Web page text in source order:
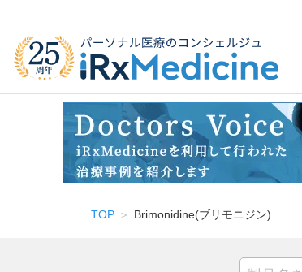
TOP Brimonidine(ブリモニジン)